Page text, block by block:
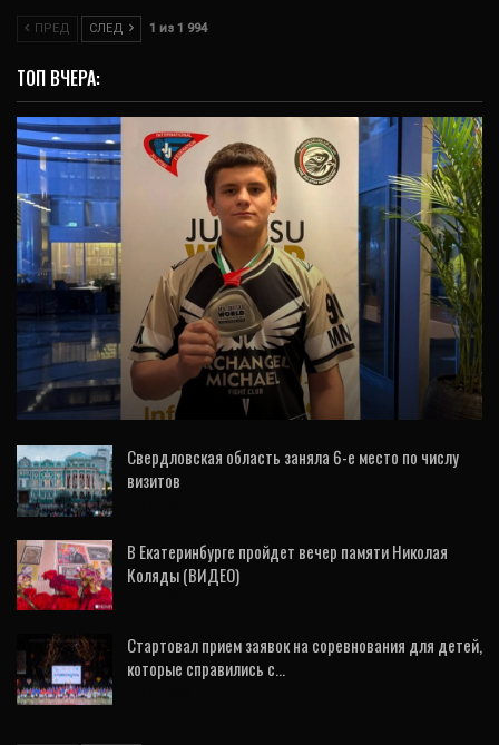
ПРЕД СЛЕД 1 из 1 994
ТОП ВЧЕРА:
СПОРТ
Уральский спортсмен завоевал серебро
первенства мира по джиу-джитсу
Свердловская область заняла 6-е место по числу
визитов
В Екатеринбурге пройдет вечер памяти Николая
Коляды (ВИДЕО)
Стартовал прием заявок на соревнования для детей,
которые справились с…